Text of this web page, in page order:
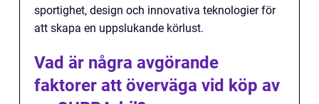
sportighet, design och innovativa teknologier för
att skapa en uppslukande körlust.
Vad är några avgörande
faktorer att överväga vid köp av